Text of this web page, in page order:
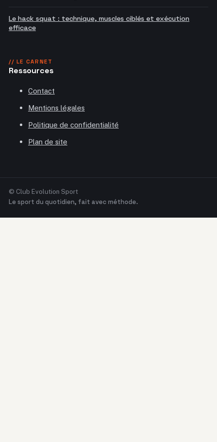
Le hack squat : technique, muscles ciblés et exécution
efficace
// LE CARNET
Ressources
Contact
Mentions légales
Politique de confidentialité
Plan de site
© Club Evolution Sport
Le sport du quotidien, fait avec méthode.